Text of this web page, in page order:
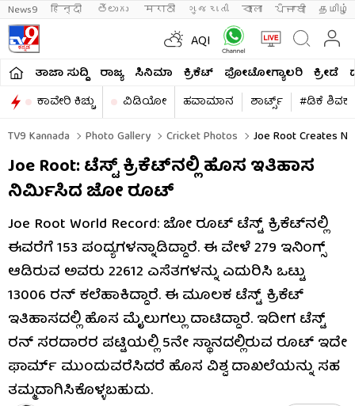
News9 हिन्दी తెలుగు मराठी ગુજરાતી বাংলা ਪੰਜਾਬੀ தமிழ்
AQI
ತಾಜಾ ಸುದ್ದಿ ರಾಜ್ಯ ಸಿನಿಮಾ ಕ್ರಿಕೆಟ್​ ಫೋಟೋಗ್ಯಾಲರಿ ಕ್ರೀಡೆ
ಕಾವೇರಿ ಕಿಚ್ಚು
ವಿಡಿಯೋ ಹವಾಮಾನ ಶಾರ್ಟ್ಸ್​
#ಡಿಕೆ
TV9 Kannada
Photo Gallery Cricket Photos Joe Root Creates
Joe Root: ಟೆಸ್ಟ್​ ಕ್ರಿಕೆಟ್​ನಲ್ಲಿ ಹೊಸ ಇತಿಹಾಸ
ನಿರ್ಮಿಸಿದ ಜೋ ರೂಟ್
Joe Root World Record: ಜೋ ರೂಟ್ ಟೆಸ್ಟ್ ಕ್ರಿಕೆಟ್​ನಲ್ಲಿ
ಈವರೆಗೆ 153 ಪಂದ್ಯಗಳನ್ನಾಡಿದ್ದಾರೆ. ಈ ವೇಳೆ 279 ಇನಿಂಗ್ಸ್
ಆಡಿರುವ ಅವರು 22612 ಎಸೆತಗಳನ್ನು ಎದುರಿಸಿ ಒಟ್ಟು
13006 ರನ್ ಕಲೆಹಾಕಿದ್ದಾರೆ. ಈ ಮೂಲಕ ಟೆಸ್ಟ್ ಕ್ರಿಕೆಟ್​
ಇತಿಹಾಸದಲ್ಲಿ ಹೊಸ ಮೈಲುಗಲ್ಲು ದಾಟಿದ್ದಾರೆ. ಇದೀಗ ಟೆಸ್ಟ್​
ರನ್ ಸರದಾರರ ಪಟ್ಟಿಯಲ್ಲಿ 5ನೇ ಸ್ಥಾನದಲ್ಲಿರುವ ರೂಟ್ ಇದೇ
ಫಾರ್ಮ್ ಮುಂದುವರೆಸಿದರೆ ಹೊಸ ವಿಶ್ವ ದಾಖಲೆಯನ್ನು ಸಹ
ತಮ್ಮದಾಗಿಸಿಕೊಳ್ಳಬಹುದು.